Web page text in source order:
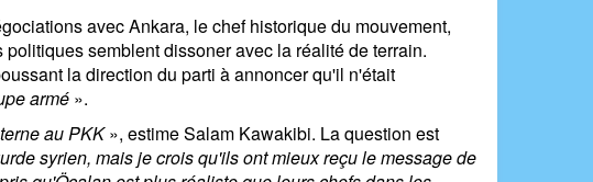
avec Ankara, le chef historique du mouvement,
semblent dissoner avec la réalité de terrain.
la direction du parti à annoncer qu'il n'était
armé ».
au PKK», estime Salam Kawakibi. La question est
syrien, mais je crois qu'ils ont mieux reçu le message de